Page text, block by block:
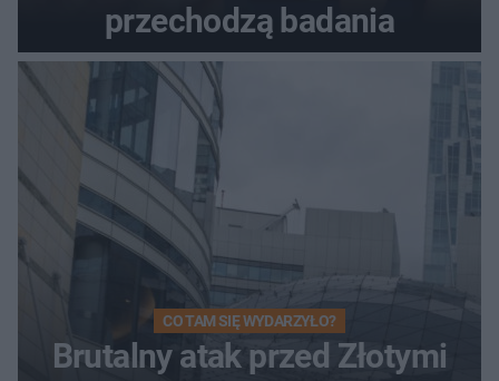
przechodzą badania
CO TAM SIĘ WYDARZYŁO?
Brutalny atak przed Złotymi